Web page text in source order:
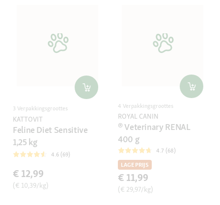
3 Verpakkingsgroottes
KATTOVIT
Feline Diet Sensitive
1,25 kg
4.6 (69)
€ 12,99
(€ 10,39/kg)
4 Verpakkingsgroottes
ROYAL CANIN
® Veterinary RENAL
400 g
4.7 (68)
LAGE PRIJS
€ 11,99
(€ 29,97/kg)